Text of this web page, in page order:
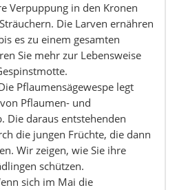
Verpuppung in den Kronen
Die Larven ernähren
es zu einem gesamten
Sie mehr zur Lebensweise
Pflaumensägewespe legt
Pflaumen- und
Die daraus entstehenden
die jungen Früchte, die dann
Wir zeigen, wie Sie ihre
schützen.
sich im Mai die